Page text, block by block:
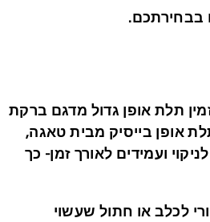
בבחירתכם.
תלת אופן גדול מדגם ברקת
אופן בייסיק מבית טאגה,
ועמידים לאורך זמן- כך
לכלב או חתול שעשוי